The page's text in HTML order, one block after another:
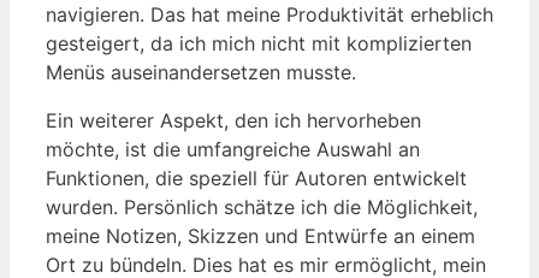
navigieren. Das hat meine Produktivität erheblich
gesteigert, da ich mich nicht mit komplizierten
Menüs auseinandersetzen musste.
Ein weiterer Aspekt, den ich hervorheben
möchte, ist die umfangreiche Auswahl an
Funktionen, die speziell für Autoren entwickelt
wurden. Persönlich schätze ich die Möglichkeit,
meine Notizen, Skizzen und Entwürfe an einem
Ort zu bündeln. Dies hat es mir ermöglicht, mein